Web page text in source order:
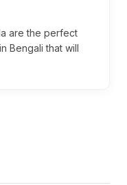
are the perfect
Bengali that will